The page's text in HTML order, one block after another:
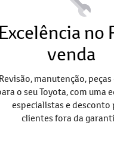
no
venda
manutenção, peças
o seu Toyota, com uma
especialistas e desconto
clientes fora da